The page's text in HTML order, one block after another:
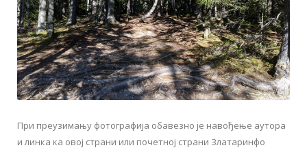
При преузимању фотографија обавезно је навођење аутора
и линка ка овој страни или почетној страни Златаринфо